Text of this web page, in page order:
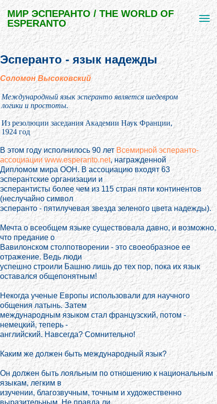
МИР ЭСПЕРАНТО / THE WORLD OF
ESPERANTO
Эсперанто - язык надежды
Соломон Высоковский
Международный язык эсперанто является шедевром
логики и простоты.
Из резолюции заседания Академии Наук Франции,
1924 год
В этом году исполнилось 90 лет Всемирной эсперанто-
ассоциации www.esperanto.net, награжденной
Дипломом мира ООН. В ассоциацию входят 63
эсперантские организации и
эсперантисты более чем из 115 стран пяти континентов
(неслучайно символ
эсперанто - пятилучевая звезда зеленого цвета надежды).
Мечта о всеобщем языке существовала давно, и возможно,
что предание о
Вавилонском столпотворении - это своеобразное ее
отражение. Ведь люди
успешно строили Башню лишь до тех пор, пока их язык
оставался общепонятным!
Некогда ученые Европы использовали для научного
общения латынь. Затем
международным языком стал французский, потом -
немецкий, теперь -
английский. Навсегда? Сомнительно!
Каким же должен быть международный язык?
Он должен быть лояльным по отношению к национальным
языкам, легким в
изучении, благозвучным, точным и художественно
выразительным. Не правда ли,